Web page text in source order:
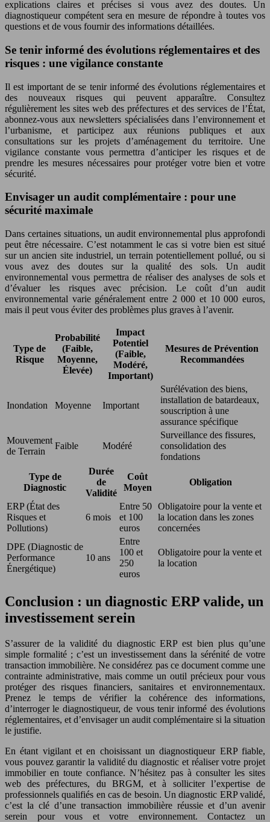
explications claires et précises si vous avez des doutes. Un
diagnostiqueur compétent sera en mesure de répondre à toutes vos
questions et de vous fournir des informations détaillées.
Se tenir informé des évolutions réglementaires et des
risques : une vigilance constante
Il est important de se tenir informé des évolutions réglementaires et
des nouveaux risques qui peuvent apparaître. Consultez
régulièrement les sites web des préfectures et des services de l’État,
abonnez-vous aux newsletters spécialisées dans l’environnement et
l’urbanisme, et participez aux réunions publiques et aux
consultations sur les projets d’aménagement du territoire. Une
vigilance constante vous permettra d’anticiper les risques et de
prendre les mesures nécessaires pour protéger votre bien et votre
sécurité.
Envisager un audit complémentaire : pour une
sécurité maximale
Dans certaines situations, un audit environnemental plus approfondi
peut être nécessaire. C’est notamment le cas si votre bien est situé
sur un ancien site industriel, un terrain potentiellement pollué, ou si
vous avez des doutes sur la qualité des sols. Un audit
environnemental vous permettra de réaliser des analyses de sols et
d’évaluer les risques avec précision. Le coût d’un audit
environnemental varie généralement entre 2 000 et 10 000 euros,
mais il peut vous éviter des problèmes plus graves à l’avenir.
Type de
Risque
Probabilité
(Faible,
Moyenne,
Élevée)
Impact
Potentiel
(Faible,
Modéré,
Important)
Mesures de Prévention
Recommandées
Inondation Moyenne Important
Surélévation des biens,
installation de batardeaux,
souscription à une
assurance spécifique
Mouvement
de Terrain
Faible Modéré
Surveillance des fissures,
consolidation des
fondations
Type de
Diagnostic
Durée
de
Validité
Coût
Moyen
Obligation
ERP (État des
Risques et
Pollutions)
6 mois
Entre 50
et 100
euros
Obligatoire pour la vente et
la location dans les zones
concernées
DPE (Diagnostic de
Performance
Énergétique)
10 ans
Entre
100 et
250
euros
Obligatoire pour la vente et
la location
Conclusion : un diagnostic ERP valide, un
investissement serein
S’assurer de la validité du diagnostic ERP est bien plus qu’une
simple formalité ; c’est un investissement dans la sérénité de votre
transaction immobilière. Ne considérez pas ce document comme une
contrainte administrative, mais comme un outil précieux pour vous
protéger des risques financiers, sanitaires et environnementaux.
Prenez le temps de vérifier la cohérence des informations,
d’interroger le diagnostiqueur, de vous tenir informé des évolutions
réglementaires, et d’envisager un audit complémentaire si la situation
le justifie.
En étant vigilant et en choisissant un diagnostiqueur ERP fiable,
vous pouvez garantir la validité du diagnostic et réaliser votre projet
immobilier en toute confiance. N’hésitez pas à consulter les sites
web des préfectures, du BRGM, et à solliciter l’expertise de
professionnels qualifiés en cas de besoin. Un diagnostic ERP validé,
c’est la clé d’une transaction immobilière réussie et d’un avenir
serein pour vous et votre environnement. Contactez un